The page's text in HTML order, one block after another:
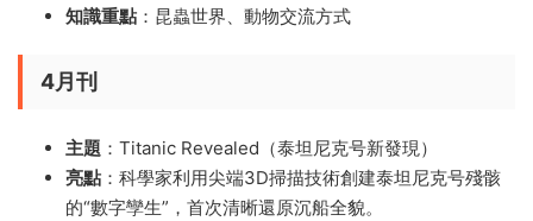
知識重點 ：昆蟲世界、動物交流方式
4月刊
主題 ：Titanic Revealed（泰坦尼克号新發現）
亮點 ：科學家利用尖端3D掃描技術創建泰坦尼克号殘骸
的“數字孿生”，首次清晰還原沉船全貌。